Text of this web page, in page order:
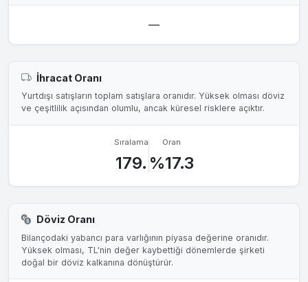
—
İhracat Oranı
Yurtdışı satışların toplam satışlara oranıdır. Yüksek olması döviz
ve çeşitlilik açısından olumlu, ancak küresel risklere açıktır.
Sıralama
179.
Oran
%17.3
Döviz Oranı
Bilançodaki yabancı para varlığının piyasa değerine oranıdır.
Yüksek olması, TL'nin değer kaybettiği dönemlerde şirketi
doğal bir döviz kalkanına dönüştürür.